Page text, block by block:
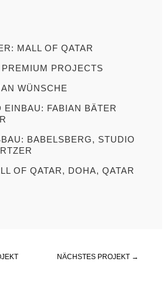
MALL OF QATAR
PROJECTS
WÜNSCHE
EINBAU: FABIAN BÄTER
BABELSBERG, STUDIO
OF QATAR, DOHA, QATAR
NÄCHSTES PROJEKT →